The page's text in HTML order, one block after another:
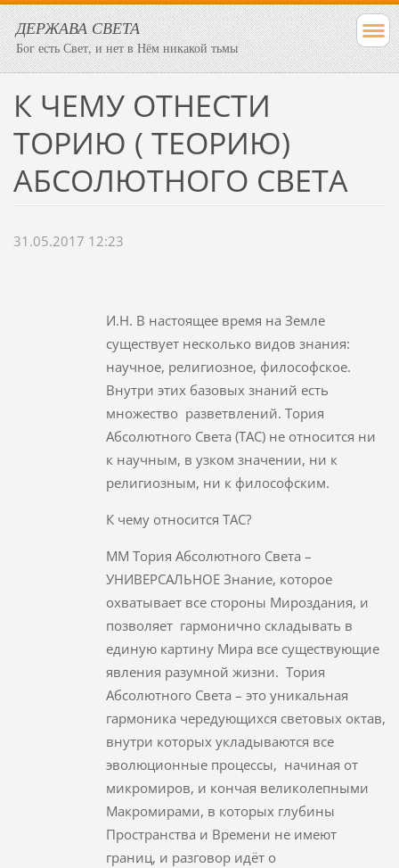
ДЕРЖАВА СВЕТА
Бог есть Свет, и нет в Нём никакой тьмы
К ЧЕМУ ОТНЕСТИ
ТОРИЮ ( ТЕОРИЮ)
АБСОЛЮТНОГО СВЕТА
31.05.2017 12:23
И.Н. В настоящее время на Земле
существует несколько видов знания:
научное, религиозное, философское.
Внутри этих базовых знаний есть
множество разветвлений. Тория
Абсолютного Света (ТАС) не относится ни
к научным, в узком значении, ни к
религиозным, ни к философским.
К чему относится ТАС?
ММ Тория Абсолютного Света –
УНИВЕРСАЛЬНОЕ Знание, которое
охватывает все стороны Мироздания, и
позволяет гармонично складывать в
единую картину Мира все существующие
явления разумной жизни. Тория
Абсолютного Света – это уникальная
гармоника чередующихся световых октав,
внутри которых укладываются все
эволюционные процессы, начиная от
микромиров, и кончая великолепными
Макромирами, в которых глубины
Пространства и Времени не имеют
границ, и разговор идёт о